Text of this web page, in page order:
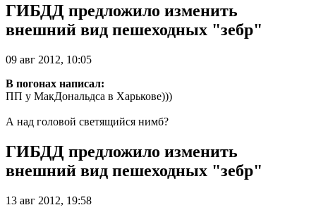
ГИБДД предложило изменить
внешний вид пешеходных "зебр"
09 авг 2012, 10:05
В погонах написал:
ПП у МакДональдса в Харькове)))
А над головой светящийся нимб?
ГИБДД предложило изменить
внешний вид пешеходных "зебр"
13 авг 2012, 19:58